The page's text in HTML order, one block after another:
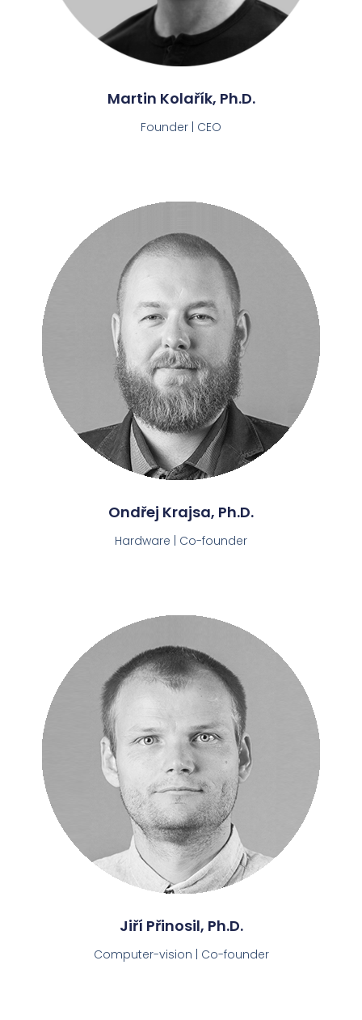
Martin Kolařík, Ph.D.
Founder | CEO
Ondřej Krajsa, Ph.D.
Hardware | Co-founder
Jiří Přinosil, Ph.D.
Computer-vision | Co-founder